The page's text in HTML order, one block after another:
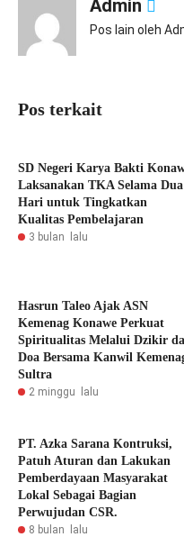
Admin
Pos lain oleh
Pos terkait
SD Negeri Karya Bakti
Laksanakan TKA Selama Dua
Hari untuk Tingkatkan
Kualitas Pembelajaran
3 bulan lalu
Hasrun Taleo Ajak ASN
Kemenag Konawe Perkuat
Spiritualitas Melalui Dzikir
Doa Bersama Kanwil
Sultra
2 minggu lalu
PT. Azka Sarana Kontruksi,
Patuh Aturan dan Lakukan
Pemberdayaan Masyarakat
Lokal Sebagai Bagian
Perwujudan CSR.
8 bulan lalu